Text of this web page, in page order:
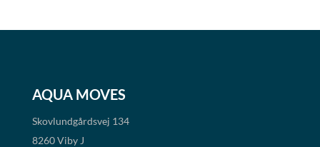
AQUA MOVES
Skovlundgårdsvej 134
8260 Viby J